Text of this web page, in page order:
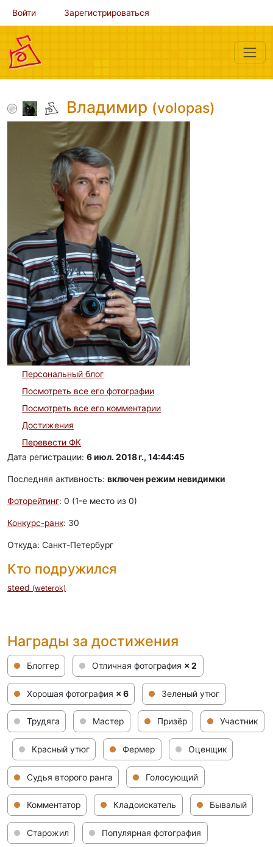
Войти Зарегистрироваться
Владимир (volopas)
Персональный блог
Посмотреть все его фотографии
Посмотреть все его комментарии
Достижения
Перевести ФК
Дата регистрации: 6 июл. 2018 г., 14:44:45
Последняя активность: включен режим невидимки
Фоторейтинг: 0 (1-e место из 0)
Конкурс-ранк: 30
Откуда: Санкт-Петербург
Кто подружился
steed (weterok)
Награды за достижения
Блоггер Отличная фотография × 2
Хорошая фотография × 6 Зеленый утюг
Трудяга Мастер Призёр Участник
Красный утюг Фермер Оценщик
Судья второго ранга Голосующий
Комментатор Кладоискатель Бывалый
Старожил Популярная фотография